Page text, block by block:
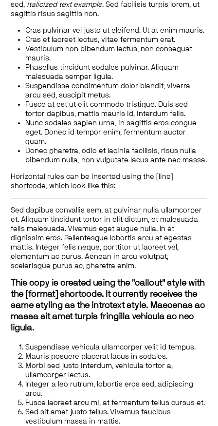
sed, italicized text example. Sed facilisis turpis lorem, ut
sagittis risus sagittis non.
Cras pulvinar vel justo ut eleifend. Ut at enim mauris.
Cras et laoreet lectus, vitae fermentum erat.
Vestibulum non bibendum lectus, non consequat
mauris.
Phasellus tincidunt sodales pulvinar. Aliquam
malesuada semper ligula.
Suspendisse condimentum dolor blandit, viverra
arcu sed, suscipit metus.
Fusce at est ut elit commodo tristique. Duis sed
tortor dapibus, mattis mauris id, interdum felis.
Nunc sodales sapien urna, in sagittis eros congue
eget. Donec id tempor enim, fermentum auctor
quam.
Donec pharetra, odio et lacinia facilisis, risus nulla
bibendum nulla, non vulputate lacus ante nec massa.
Horizontal rules can be inserted using the [line]
shortcode, which look like this:
Sed dapibus convallis sem, at pulvinar nulla ullamcorper
et. Aliquam tincidunt tortor in elit dictum, et malesuada
felis malesuada. Vivamus eget augue nulla. In et
dignissim eros. Pellentesque lobortis arcu at egestas
mattis. Integer felis neque, porttitor ut laoreet vel,
elementum ac purus. Aenean in arcu volutpat,
scelerisque purus ac, pharetra enim.
This copy is created using the "callout" style with
the [format] shortcode. It currently receives the
same styling as the introtext style. Maecenas ac
massa sit amet turpis fringilla vehicula ac nec
ligula.
Suspendisse vehicula ullamcorper velit id tempus.
Mauris posuere placerat lacus in sodales.
Morbi sed justo interdum, vehicula tortor a,
ullamcorper lectus.
Integer a leo rutrum, lobortis eros sed, adipiscing
arcu.
Fusce laoreet arcu mi, at fermentum tellus cursus et.
Sed sit amet justo tellus. Vivamus faucibus
vestibulum massa in mattis.